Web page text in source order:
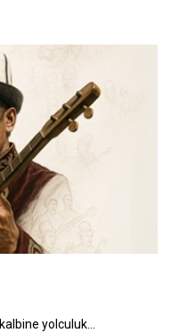
yolculuk…